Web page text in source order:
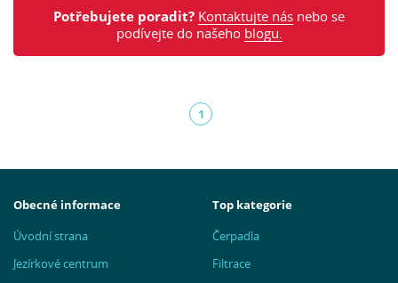
Potřebujete poradit? Kontaktujte nás nebo se
podívejte do našeho blogu.
1(aktuální)
Obecné informace
Úvodní strana
Jezírkové centrum
Top kategorie
Čerpadla
Filtrace